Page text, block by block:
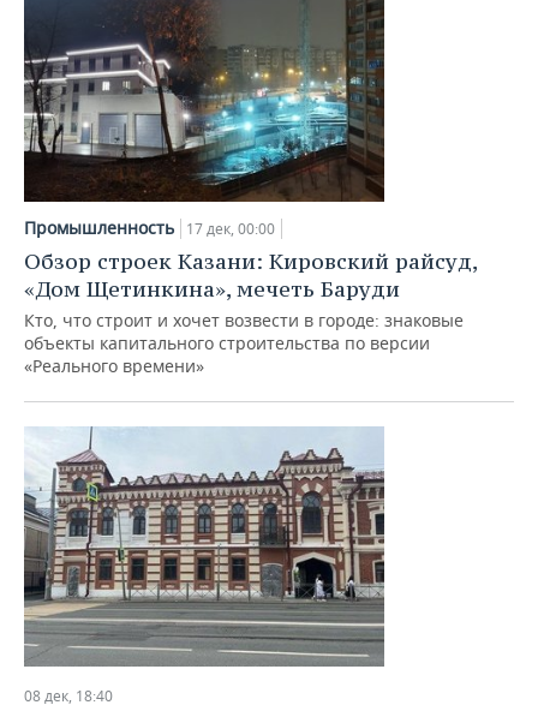
Промышленность 17 дек, 00:00
Обзор строек Казани: Кировский райсуд,
«Дом Щетинкина», мечеть Баруди
Кто, что строит и хочет возвести в городе: знаковые
объекты капитального строительства по версии
«Реального времени»
08 дек, 18:40